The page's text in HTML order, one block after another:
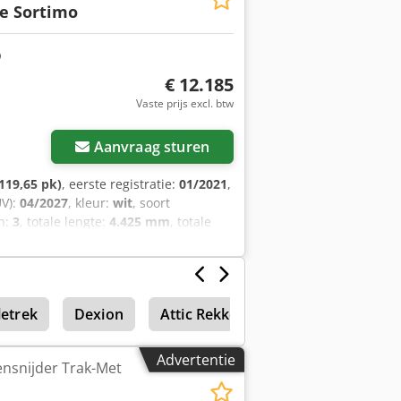
bij ons kunnen worden
de levering.
Sortimo
€ 12.185
Vaste prijs excl. btw
Aanvraag sturen
pk), eerste registratie: 01/2021,
04/2027, kleur: wit, soort
3, totale lengte: 4.425 mm, totale
stabiliteitsprogramma (ESP),
bestelwagen L1 Trend, met een
Inrichting van de werkplaats/rekken
kg (verhoogd laadvermogen)
omgeklapt om het laden te
Stoelverwarming
dieselmotor Audio-
Link (Apple CarPlay, Android Auto)
Dexion Attic Rekken
Advertentie
Trak-Met